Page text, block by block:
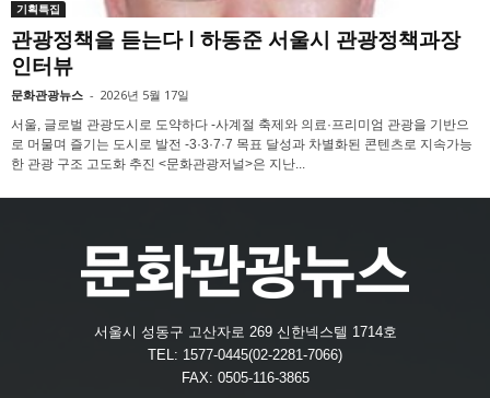
기획특집
관광정책을 듣는다 l 하동준 서울시 관광정책과장
인터뷰
문화관광뉴스 - 2026년 5월 17일
서울, 글로벌 관광도시로 도약하다 -사계절 축제와 의료·프리미엄 관광을 기반으
로 머물며 즐기는 도시로 발전 -3·3·7·7 목표 달성과 차별화된 콘텐츠로 지속가능
한 관광 구조 고도화 추진 <문화관광저널>은 지난...
서울시 성동구 고산자로 269 신한넥스텔 1714호
TEL: 1577-0445(02-2281-7066)
FAX: 0505-116-3865